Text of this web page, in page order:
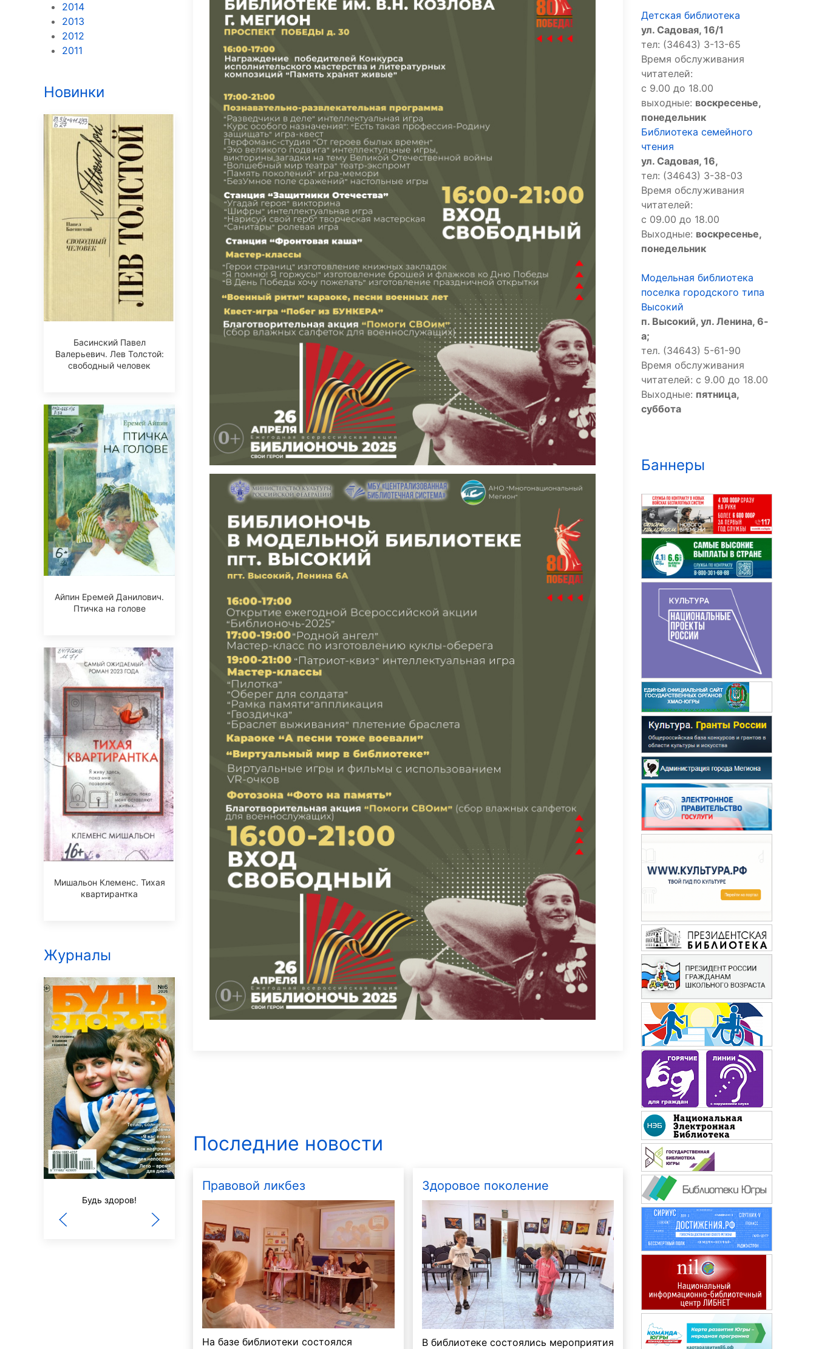
2014
2013
2012
2011
Новинки
Басинский Павел
Валерьевич. Лев Толстой:
свободный человек
Айпин Еремей Данилович.
Птичка на голове
Мишальон Клеменс. Тихая
квартирантка
Журналы
Будь здоров!
Здоровье
Последние новости
Правовой ликбез
На базе библиотеки состоялся
Здоровое поколение
В библиотеке состоялись мероприятия
Детская библиотека
ул. Садовая, 16/1
тел: (34643) 3-13-65
Время обслуживания
читателей:
с 9.00 до 18.00
выходные: воскресенье,
понедельник
Библиотека семейного
чтения
ул. Садовая, 16,
тел: (34643) 3-38-03
Время обслуживания
читателей:
с 09.00 до 18.00
Выходные: воскресенье,
понедельник
Модельная библиотека
поселка городского типа
Высокий
п. Высокий, ул. Ленина, 6-
а;
тел. (34643) 5-61-90
Время обслуживания
читателей: с 9.00 до 18.00
Выходные: пятница,
суббота
Баннеры